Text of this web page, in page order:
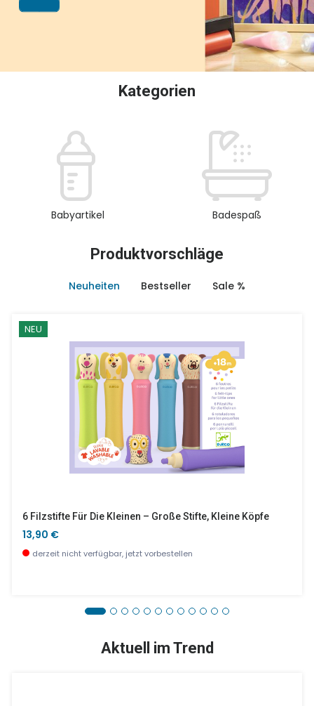
Kategorien
Babyartikel Badespaß
Produktvorschläge
Neuheiten Bestseller Sale %
NEU
6 Filzstifte Für Die Kleinen – Große Stifte, Kleine Köpfe
13,90 €
derzeit nicht verfügbar, jetzt vorbestellen
Aktuell im Trend